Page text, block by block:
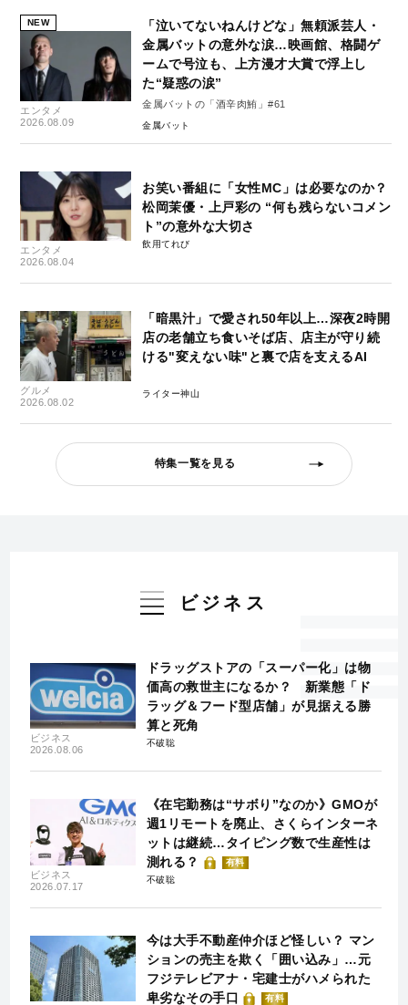
NEW
エンタメ
2026.08.09
「泣いてないねんけどな」無頼派芸人・
金属バットの意外な涙…映画館、格闘ゲ
ームで号泣も、上方漫才大賞で浮上し
た“疑惑の涙”
金属バットの「酒辛肉鮪」#61
金属バット
エンタメ
2026.08.04
お笑い番組に「女性MC」は必要なのか？
松岡茉優・上戸彩の “何も残らないコメン
ト”の意外な大切さ
飲用てれび
グルメ
2026.08.02
「暗黒汁」で愛され50年以上…深夜2時開
店の老舗立ち食いそば店、店主が守り続
ける"変えない味"と裏で店を支えるAI
ライター神山
特集一覧を見る
ビジネス
ビジネス
2026.08.06
ドラッグストアの「スーパー化」は物
価高の救世主になるか？ 新業態「ド
ラッグ＆フード型店舗」が見据える勝
算と死角
不破聡
ビジネス
2026.07.17
《在宅勤務は“サボり”なのか》GMOが
週1リモートを廃止、さくらインターネ
ットは継続…タイピング数で生産性は
測れる？
有料
不破聡
今は大手不動産仲介ほど怪しい？ マン
ションの売主を欺く「囲い込み」…元
フジテレビアナ・宅建士がハメられた
卑劣なその手口
有料